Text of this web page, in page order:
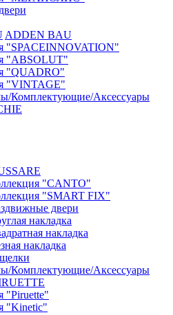
ADDEN BAU
"SPACEINNOVATION"
"ABSOLUT"
"QUADRO"
"VINTAGE"
Комплектующие/Аксессуары
"CANTO"
"SMART FIX"
двери
накладка
накладка
накладка
Комплектующие/Аксессуары
"Piruette"
"Kinetic"